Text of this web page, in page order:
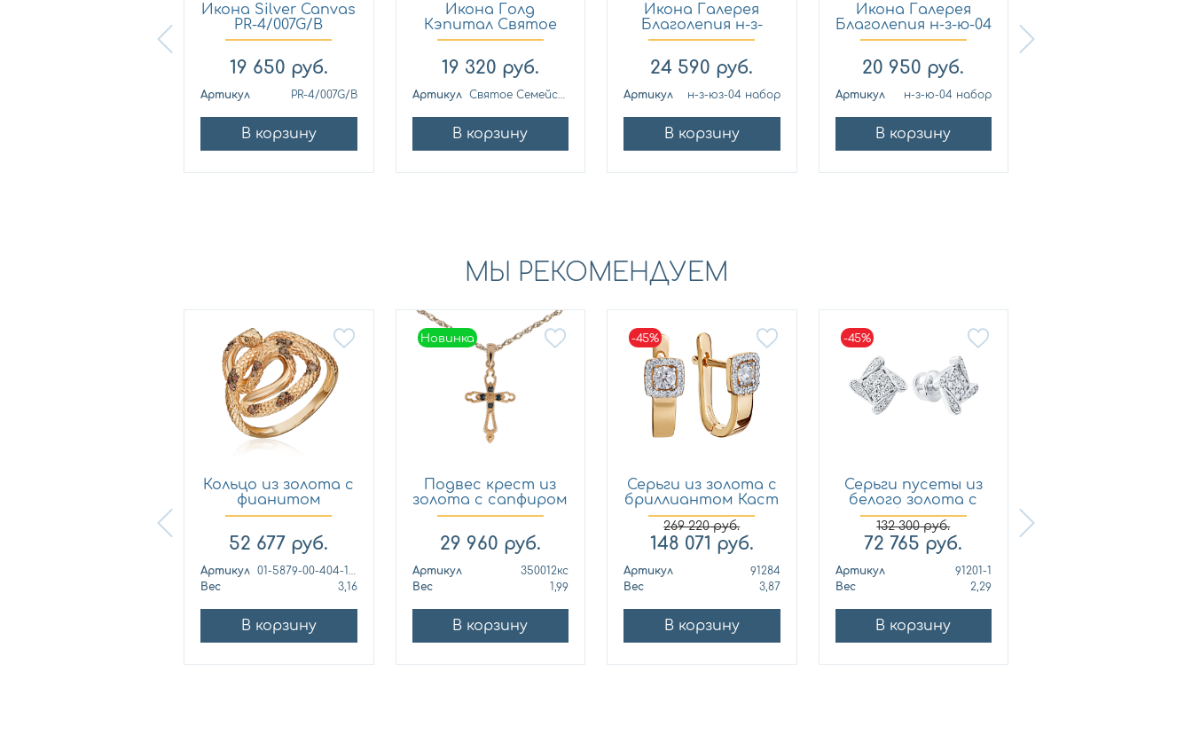
Икона Silver Canvas
PR-4/007G/B
19 650 руб.
Артикул PR-4/007G/B
В корзину
Икона Голд
Кэпитал Святое
Семейство 4с
19 320 руб.
Артикул Святое Семейство 4с
В корзину
Икона Галерея
Благолепия н-з-
юз-04 набор
24 590 руб.
Артикул н-з-юз-04 набор
В корзину
Икона Галерея
Благолепия н-з-ю-04
набор
20 950 руб.
Артикул н-з-ю-04 набор
В корзину
МЫ РЕКОМЕНДУЕМ
Кольцо из золота с
фианитом
Платина 0...
52 677 руб.
Артикул
01-5879-00-404-1110
Вес
3,16
В корзину
Новинка
Новинка
Подвес крест из
золота с сапфиром
Кло...
29 960 руб.
Артикул
350012кс
Вес
1,99
В корзину
-45%
Серьги из золота с
бриллиантом Каст
ю...
269 220руб.
148 071 руб.
Артикул
91284
Вес
3,87
В корзину
-45%
Серьги пусеты из
белого золота с
брил...
132 300руб.
72 765 руб.
Артикул
91201-1
Вес
2,29
В корзину